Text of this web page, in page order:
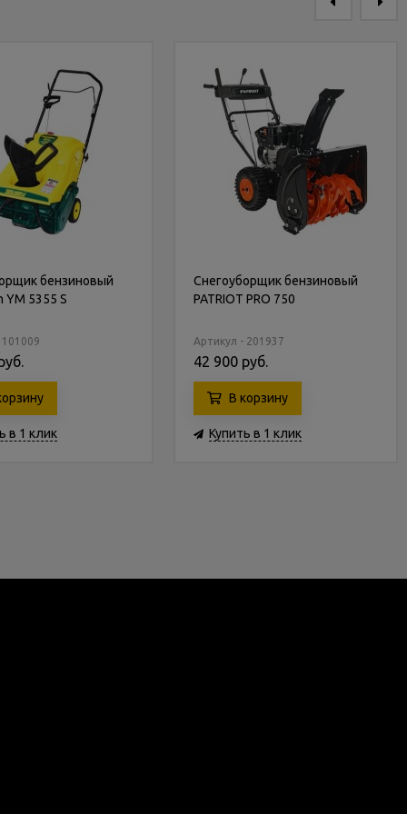
бензиновый
YM 5355 S
в 1 клик
Снегоуборщик бензиновый
PATRIOT PRO 750
Артикул - 201937
42 900 руб.
В корзину
Купить в 1 клик